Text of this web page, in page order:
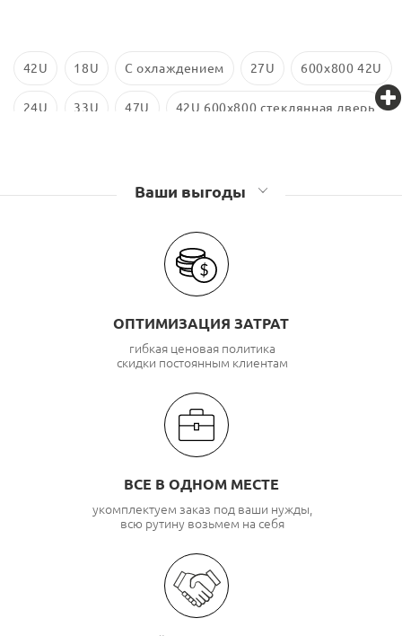
42U 18U С охлаждением 27U 600х800 42U
24U 33U 47U 42U 600x800 стеклянная дверь
Ваши выгоды
ОПТИМИЗАЦИЯ ЗАТРАТ
гибкая ценовая политика
скидки постоянным клиентам
ВСЕ В ОДНОМ МЕСТЕ
укомплектуем заказ под ваши нужды,
всю рутину возьмем на себя